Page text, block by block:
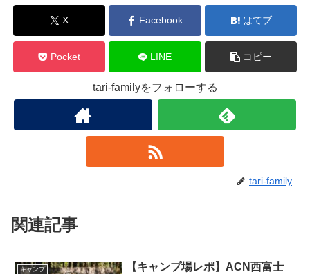
X Facebook はてブ
Pocket LINE コピー
tari-familyをフォローする
tari-family
関連記事
キャンプ
【キャンプ場レポ】ACN西富士